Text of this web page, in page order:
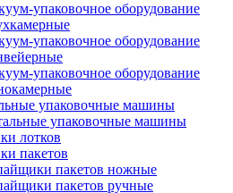
упаковочное оборудование
упаковочное оборудование
упаковочное оборудование
упаковочные машины
упаковочные машины
лотков
пакетов
пакетов ножные
пакетов ручные